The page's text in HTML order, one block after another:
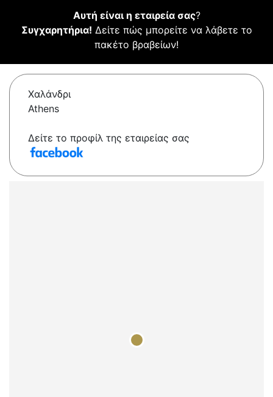
Αυτή είναι η εταιρεία σας?
Συγχαρητήρια! Δείτε πώς μπορείτε να λάβετε το
πακέτο βραβείων!
Χαλάνδρι
Athens
Δείτε το προφίλ της εταιρείας σας